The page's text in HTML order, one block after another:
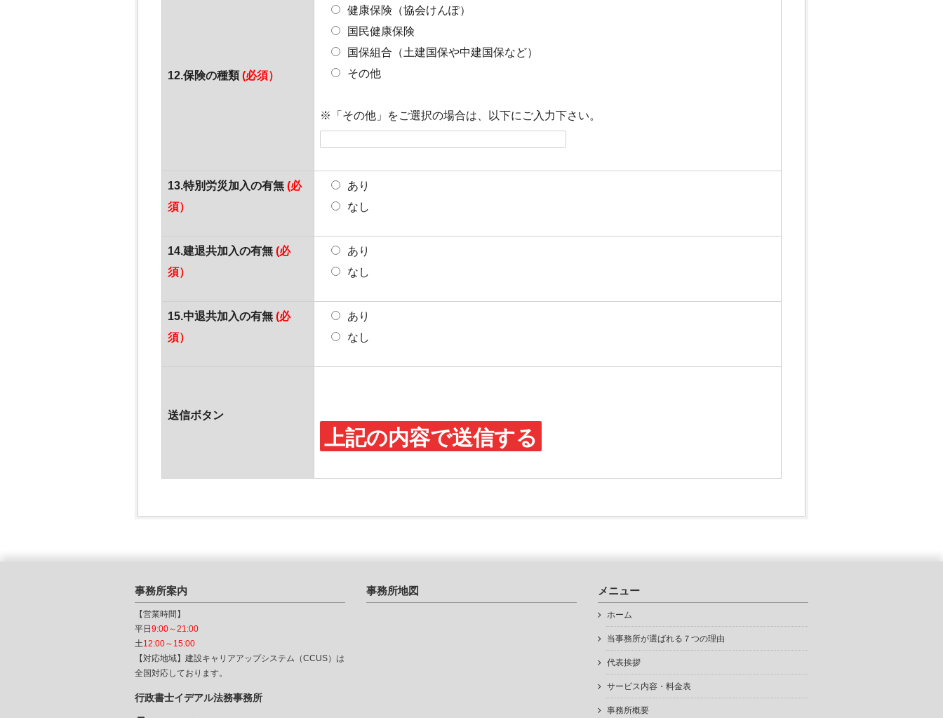
12.保険の種類 (必須）
健康保険（協会けんぽ）
国民健康保険
国保組合（土建国保や中建国保など）
その他
※「その他」をご選択の場合は、以下にご入力下さい。
13.特別労災加入の有無 (必
須）
あり
なし
14.建退共加入の有無 (必
須）
あり
なし
15.中退共加入の有無 (必
須）
あり
なし
送信ボタン
事務所案内
【営業時間】
平日 9:00～21:00
土12:00～15:00
【対応地域】建設キャリアアップシステム（CCUS）は
全国対応しております。
行政書士イデアル法務事務所
事務所地図 メニュー
ホーム
当事務所が選ばれる７つの理由
代表挨拶
サービス内容・料金表
事務所概要